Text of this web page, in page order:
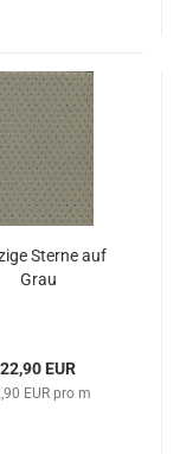
Sterne auf
Grau
22,90 EUR
EUR pro m